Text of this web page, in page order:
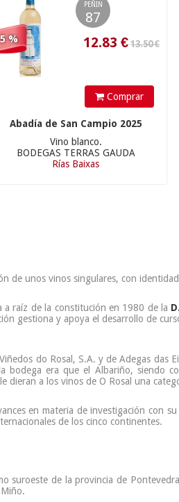
%
PEÑIN
87
Comprar
Abadía de San Campio 2025
Vino blanco.
BODEGAS TERRAS GAUDA
Rías Baixas
de unos vinos singulares, con
a raíz de la constitución en 1980 de la
gestiona y apoya el desarrollo de
do Rosal, S.A. y de Adegas
bodega era que el Albariño, siendo
dieran a los vinos de O Rosal una
en materia de investigación con
de los cinco continentes.
suroeste de la provincia de